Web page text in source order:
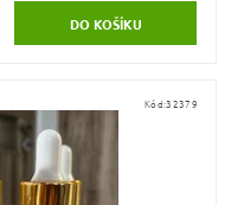
Kód:32379